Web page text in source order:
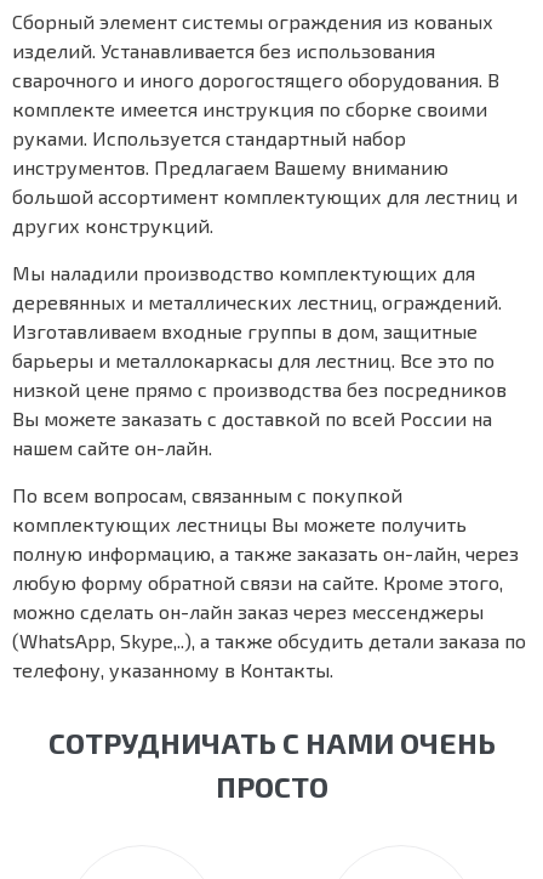
Сборный элемент системы ограждения из кованых
изделий. Устанавливается без использования
сварочного и иного дорогостящего оборудования. В
комплекте имеется инструкция по сборке своими
руками. Используется стандартный набор
инструментов. Предлагаем Вашему вниманию
большой ассортимент комплектующих для лестниц и
других конструкций.
Мы наладили производство комплектующих для
деревянных и металлических лестниц, ограждений.
Изготавливаем входные группы в дом, защитные
барьеры и металлокаркасы для лестниц. Все это по
низкой цене прямо с производства без посредников
Вы можете заказать с доставкой по всей России на
нашем сайте он-лайн.
По всем вопросам, связанным с покупкой
комплектующих лестницы Вы можете получить
полную информацию, а также заказать он-лайн, через
любую форму обратной связи на сайте. Кроме этого,
можно сделать он-лайн заказ через мессенджеры
(WhatsApp, Skype,..), а также обсудить детали заказа по
телефону, указанному в Контакты.
СОТРУДНИЧАТЬ С НАМИ ОЧЕНЬ
ПРОСТО